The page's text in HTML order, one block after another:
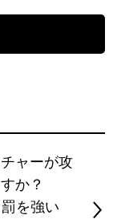
ャーが攻
か？
を強い